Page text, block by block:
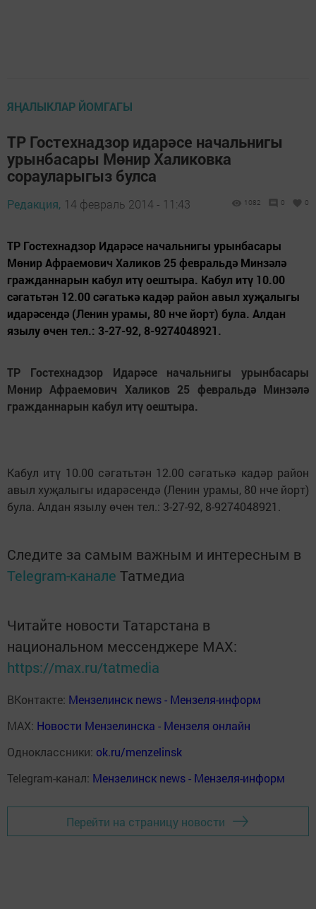
ЯҢАЛЫКЛАР ЙОМГАГЫ
ТР Гостехнадзор идарәсе начальнигы
урынбасары Мөнир Халиковка
сорауларыгыз булса
Редакция, 14 февраль 2014 - 11:43 1082 0 0
ТР Гостехнадзор Идарәсе начальнигы урынбасары
Мөнир Афраемович Халиков 25 февральдә Минзәлә
гражданнарын кабул итү оештыра. Кабул итү 10.00
сәгатьтән 12.00 сәгатькә кадәр район авыл хуҗалыгы
идарәсендә (Ленин урамы, 80 нче йорт) була. Алдан
язылу өчен тел.: 3-27-92, 8-9274048921.
ТР Гостехнадзор Идарәсе начальнигы урынбасары
Мөнир Афраемович Халиков 25 февральдә Минзәлә
гражданнарын кабул итү оештыра.
Кабул итү 10.00 сәгатьтән 12.00 сәгатькә кадәр район
авыл хуҗалыгы идарәсендә (Ленин урамы, 80 нче йорт)
була. Алдан язылу өчен тел.: 3-27-92, 8-9274048921.
Следите за самым важным и интересным в
Telegram-канале Татмедиа
Читайте новости Татарстана в
национальном мессенджере MАХ:
https://max.ru/tatmedia
ВКонтакте: Мензелинск news - Мензеля-информ
MAX: Новости Мензелинска - Мензеля онлайн
Одноклассники: ok.ru/menzelinsk
Telegram-канал: Мензелинск news - Мензеля-информ
Перейти на страницу новости